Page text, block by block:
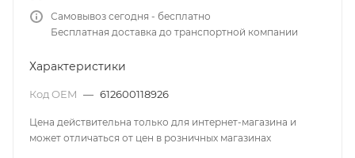
Самовывоз сегодня - бесплатно
Бесплатная доставка до транспортной компании
Характеристики
Код OEM — 612600118926
Цена действительна только для интернет-магазина и
может отличаться от цен в розничных магазинах